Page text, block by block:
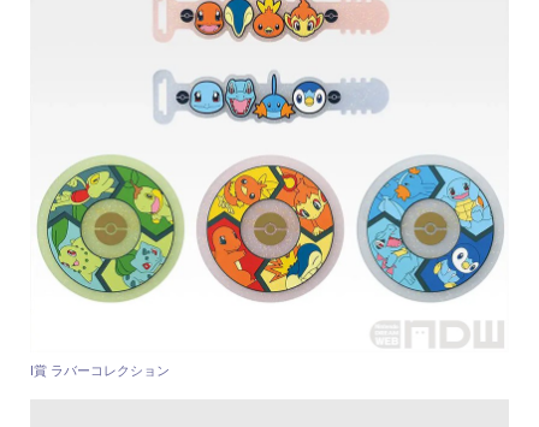
I賞 ラバーコレクション